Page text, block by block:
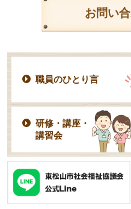
お問い
職員のひとり言
研修・講座・
講習会